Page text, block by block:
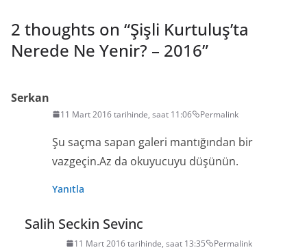
2 thoughts on “Şişli Kurtuluş’ta
Nerede Ne Yenir? – 2016”
Serkan
11 Mart 2016 tarihinde, saat 11:06 Permalink
Şu saçma sapan galeri mantığından bir
vazgeçin.Az da okuyucuyu düşünün.
Yanıtla
Salih Seckin Sevinc
11 Mart 2016 tarihinde, saat 13:35 Permalink